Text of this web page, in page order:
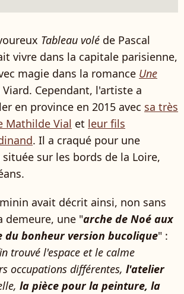
Tableau volé de Pascal
vivre dans la capitale parisienne,
magie dans la romance Une
Viard. Cependant, l'artiste a
en province en 2015 avec sa très
Mathilde Vial et leur fils
. Il a craqué pour une
sur les bords de la Loire,
avait décrit ainsi, non sans
demeure, une "arche de Noé aux
du bonheur version bucolique" :
trouvé l'espace et le calme
occupations différentes, l'atelier
la pièce pour la peinture, la